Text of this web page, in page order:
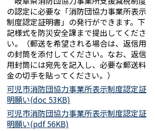
の認定に必要な「消防団協力事業所表示
制度認定証明書」の発行ができます。下
記様式を防災安全課まで提出してくださ
い。（郵送を希望される場合は、返信用
の封筒を添付してください。なお、返信
用封筒には宛先を記入し、必要な郵送料
金の切手を貼ってください。）
可児市消防団協力事業所表示制度認定証
明願い(doc 53KB)
可児市消防団協力事業所表示制度認定証
明願い(pdf 56KB)